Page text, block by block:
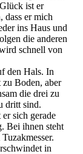
ist er
dass er mich
ins Haus und
die anderen
schnell von
den Hals. In
Boden, aber
die drei zu
dritt sind.
sich gerade
Bei ihnen steht
in